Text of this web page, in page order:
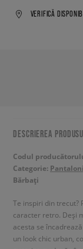
VERIFICĂ
DESCRIEREA
Codul
Categorie: Pantaloni
Bărbați
Te inspiri din trecut?
caracter retro. Deși
acesta se
un look chic urban,